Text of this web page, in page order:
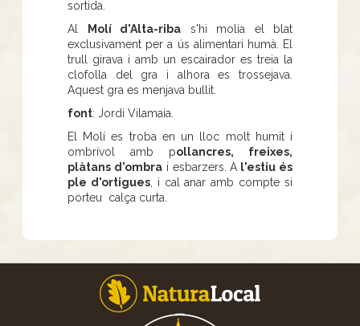
sortida.
Al
Molí d'Alta-riba s'hi molia el blat
exclusivament per a ús alimentari humà. El
trull girava i amb un escairador es treia la
clofolla del gra i alhora es trossejava.
Aquest gra es menjava bullit.
font: Jordi Vilamaia.
El Molí es troba en un lloc molt humit i
ombrívol amb pollancres, freixes,
plàtans d'ombrai esbarzers. A l'estiu és
ple d'ortigues, i cal anar amb compte si
porteu calça curta.